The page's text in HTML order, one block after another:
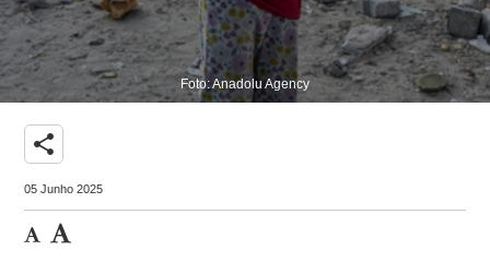
Foto: Anadolu Agency
share
05 Junho 2025